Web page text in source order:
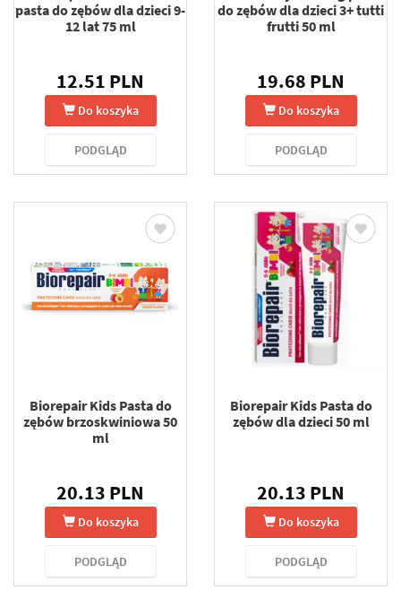
pasta do zębów dla dzieci 9-
12 lat 75 ml
12.51 PLN
Do koszyka
PODGLĄD
do zębów dla dzieci 3+ tutti
frutti 50 ml
19.68 PLN
Do koszyka
PODGLĄD
Biorepair Kids Pasta do
zębów brzoskwiniowa 50
ml
20.13 PLN
Do koszyka
PODGLĄD
Biorepair Kids Pasta do
zębów dla dzieci 50 ml
20.13 PLN
Do koszyka
PODGLĄD